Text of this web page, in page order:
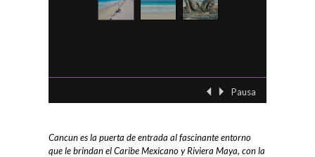
Pausa
Cancun es la puerta de entrada al fascinante entorno
que le brindan el Caribe Mexicano y Riviera Maya, con la